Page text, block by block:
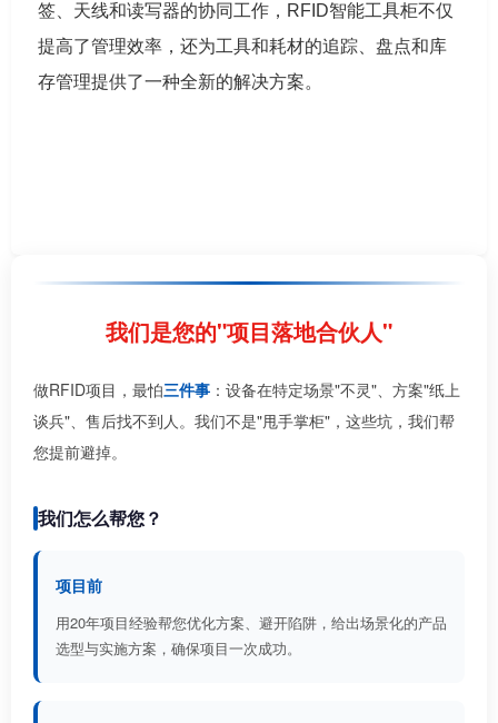
签、天线和读写器的协同工作，RFID智能工具柜不仅
提高了管理效率，还为工具和耗材的追踪、盘点和库
存管理提供了一种全新的解决方案。
我们是您的"项目落地合伙人"
做RFID项目，最怕三件事 ：设备在特定场景"不灵"、方案"纸上
谈兵"、售后找不到人。我们不是"甩手掌柜"，这些坑，我们帮
您提前避掉。
我们怎么帮您？
项目前
用20年项目经验帮您优化方案、避开陷阱，给出场景化的产品
选型与实施方案，确保项目一次成功。